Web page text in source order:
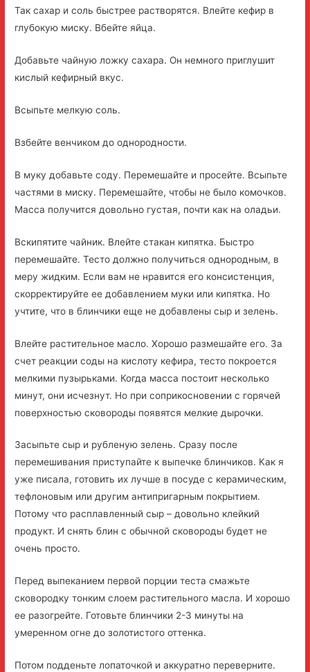
Так сахар и соль быстрее растворятся. Влейте кефир в
глубокую миску. Вбейте яйца.
Добавьте чайную ложку сахара. Он немного приглушит
кислый кефирный вкус.
Всыпьте мелкую соль.
Взбейте венчиком до однородности.
В муку добавьте соду. Перемешайте и просейте. Всыпьте
частями в миску. Перемешайте, чтобы не было комочков.
Масса получится довольно густая, почти как на оладьи.
Вскипятите чайник. Влейте стакан кипятка. Быстро
перемешайте. Тесто должно получиться однородным, в
меру жидким. Если вам не нравится его консистенция,
скорректируйте ее добавлением муки или кипятка. Но
учтите, что в блинчики еще не добавлены сыр и зелень.
Влейте растительное масло. Хорошо размешайте его. За
счет реакции соды на кислоту кефира, тесто покроется
мелкими пузырьками. Когда масса постоит несколько
минут, они исчезнут. Но при соприкосновении с горячей
поверхностью сковороды появятся мелкие дырочки.
Засыпьте сыр и рубленую зелень. Сразу после
перемешивания приступайте к выпечке блинчиков. Как я
уже писала, готовить их лучше в посуде с керамическим,
тефлоновым или другим антипригарным покрытием.
Потому что расплавленный сыр – довольно клейкий
продукт. И снять блин с обычной сковороды будет не
очень просто.
Перед выпеканием первой порции теста смажьте
сковородку тонким слоем растительного масла. И хорошо
ее разогрейте. Готовьте блинчики 2-3 минуты на
умеренном огне до золотистого оттенка.
Потом подденьте лопаточкой и аккуратно переверните.